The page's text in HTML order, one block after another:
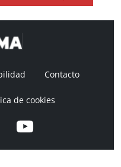
Contacto
de cookies